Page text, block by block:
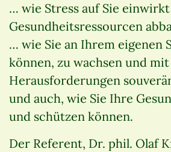
… wie Stress auf Sie
Gesundheitsressourcen
… wie Sie an Ihrem eigenen
können, zu wachsen und
Herausforderungen
und auch, wie Sie Ihre
und schützen können.
Der Referent, Dr. phil. Olaf